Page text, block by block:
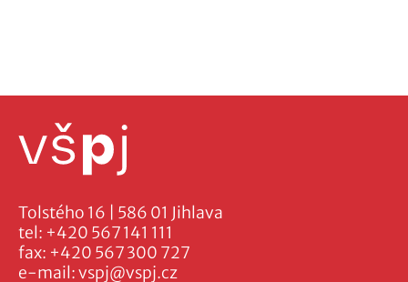
Tolstého 16 | 586 01 Jihlava
tel: +420 567 141 111
fax: +420 567 300 727
e-mail:vspj@vspj.cz